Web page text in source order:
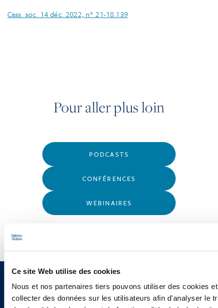
Ce site Web utilise des cookies
Nous et nos partenaires tiers pouvons utiliser des cookies
collecter des données sur les utilisateurs afin d'analyser le
Cass. soc. 14 déc. 2022, n° 21-18.139
Pour aller plus loin
PODCASTS
CONFÉRENCES
WEBINAIRES
Vous souhaitez recevoir nos